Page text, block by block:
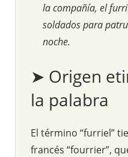
la compañía, el
soldados para
noche.
➤ Origen
la palabra
El término “furriel”
francés “fourrier”,